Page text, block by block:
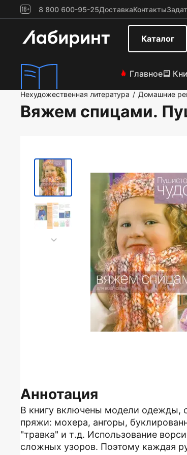
8 800 600-95-25ДоставкаКонтакты
Каталог
Главное
Нехудожественная литература / Домашние
Вяжем спицами.
Аннотация
В книгу включены модели одежды,
пряжи: мохера, ангоры,
"травка" и т.д. Использование
сложных узоров. Поэтому каждая